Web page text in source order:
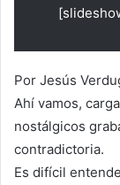
Por Jesús
Ahí vamos,
nostálgicos
contradictoria.
Es difícil